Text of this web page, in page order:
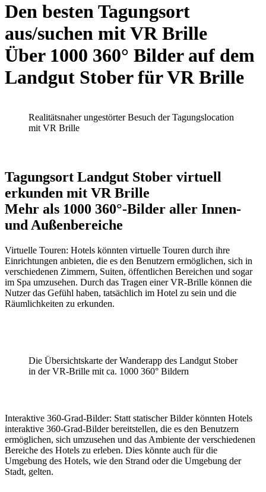
Den besten Tagungsort
aus/suchen mit VR Brille
Über 1000 360° Bilder auf dem
Landgut Stober für VR Brille
Realitätsnaher ungestörter Besuch der Tagungslocation
mit VR Brille
Tagungsort Landgut Stober virtuell
erkunden mit VR Brille
Mehr als 1000 360°-Bilder aller Innen-
und Außenbereiche
Virtuelle Touren: Hotels könnten virtuelle Touren durch ihre
Einrichtungen anbieten, die es den Benutzern ermöglichen, sich in
verschiedenen Zimmern, Suiten, öffentlichen Bereichen und sogar
im Spa umzusehen. Durch das Tragen einer VR-Brille können die
Nutzer das Gefühl haben, tatsächlich im Hotel zu sein und die
Räumlichkeiten zu erkunden.
Die Übersichtskarte der Wanderapp des Landgut Stober
in der VR-Brille mit ca. 1000 360° Bildern
Interaktive 360-Grad-Bilder: Statt statischer Bilder könnten Hotels
interaktive 360-Grad-Bilder bereitstellen, die es den Benutzern
ermöglichen, sich umzusehen und das Ambiente der verschiedenen
Bereiche des Hotels zu erleben. Dies könnte auch für die
Umgebung des Hotels, wie den Strand oder die Umgebung der
Stadt, gelten.